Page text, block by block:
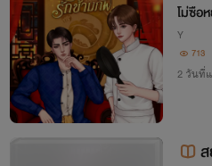
(เปิด
โม่ซื
Y
713
2 วันที่